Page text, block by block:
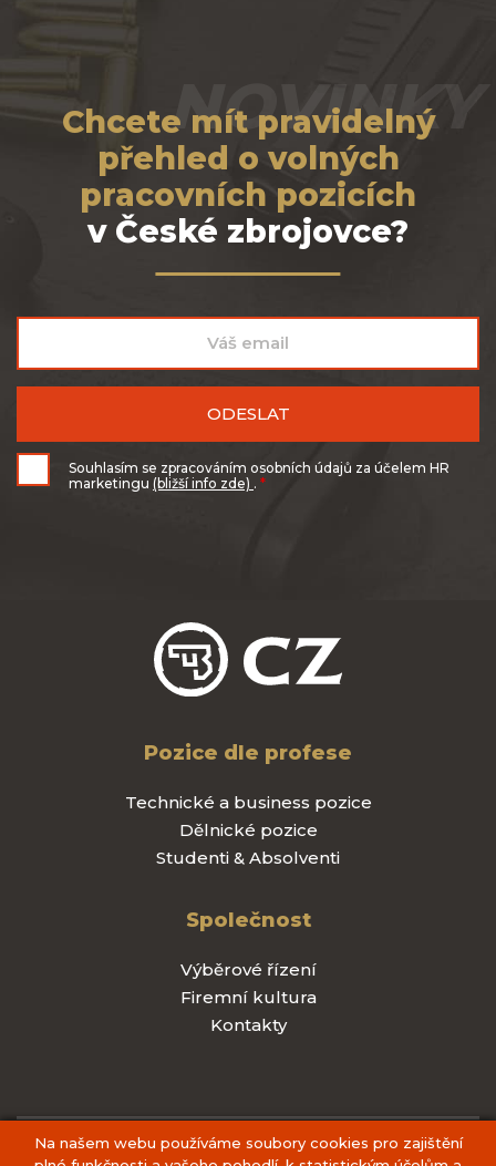
NOVINKY
Chcete mít pravidelný
přehled o volných
pracovních pozicích
v České zbrojovce?
Souhlasím se zpracováním osobních údajů za účelem HR
marketingu (bližší info zde) . *
Pozice dle profese
Technické a business pozice
Dělnické pozice
Studenti & Absolventi
Společnost
Výběrové řízení
Firemní kultura
Kontakty
Zpracování osobních údajů Soubory Cookies Pravidla použití
Na našem webu používáme soubory cookies pro zajištění